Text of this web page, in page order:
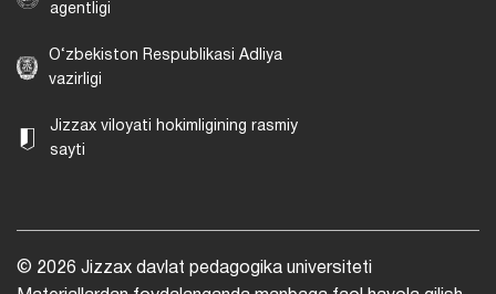
agentligi
O‘zbekiston Respublikasi Adliya
vazirligi
Jizzax viloyati hokimligining rasmiy
sayti
© 2026 Jizzax davlat pedagogika universiteti